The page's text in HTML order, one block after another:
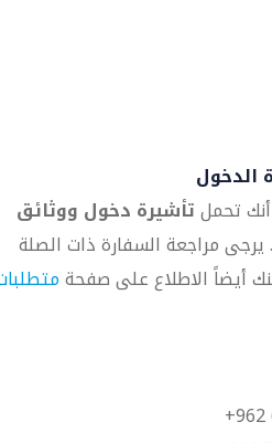
الدخول
تحملتأشيرة دخول ووثائق
. يرجى مراجعة السفارة ذات الصلة
أيضاً الاطلاع على صفحة